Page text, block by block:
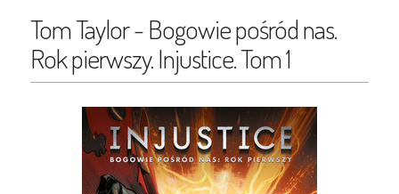
Tom Taylor - Bogowie pośród nas.
Rok pierwszy. Injustice. Tom 1